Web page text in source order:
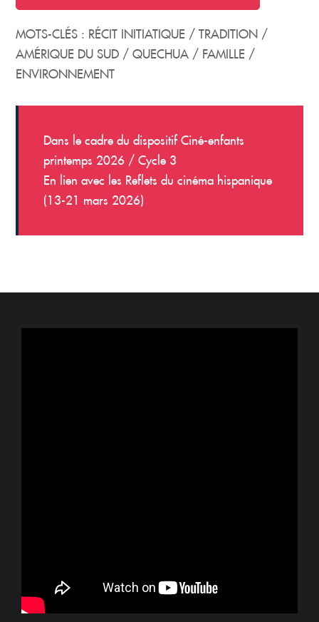
MOTS-CLÉS : RÉCIT INITIATIQUE / TRADITION /
AMÉRIQUE DU SUD / QUECHUA / FAMILLE /
ENVIRONNEMENT
Dans le cadre du dispositif Ciné-enfants
printemps 2026 / Cycle 3
En lien avec les Reflets du cinéma hispanique
(13-21 mars 2026)